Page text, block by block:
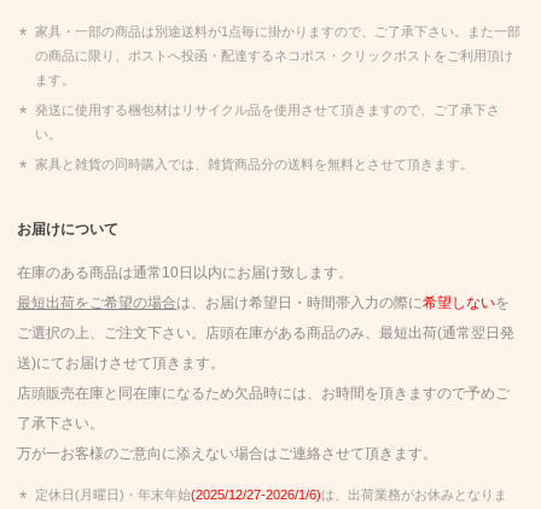
家具・一部の商品は別途送料が1点毎に掛かりますので、ご了承下さい。また一部
の商品に限り、ポストへ投函・配達するネコポス・クリックポストをご利用頂け
ます。
発送に使用する梱包材はリサイクル品を使用させて頂きますので、ご了承下さ
い。
家具と雑貨の同時購入では、雑貨商品分の送料を無料とさせて頂きます。
お届けについて
在庫のある商品は通常10日以内にお届け致します。
最短出荷をご希望の場合は、お届け希望日・時間帯入力の際に希望しないを
ご選択の上、ご注文下さい。店頭在庫がある商品のみ、最短出荷(通常翌日発
送)にてお届けさせて頂きます。
店頭販売在庫と同在庫になるため欠品時には、お時間を頂きますので予めご
了承下さい。
万が一お客様のご意向に添えない場合はご連絡させて頂きます。
定休日(月曜日)・年末年始(2025/12/27-2026/1/6)は、出荷業務がお休みとなりま